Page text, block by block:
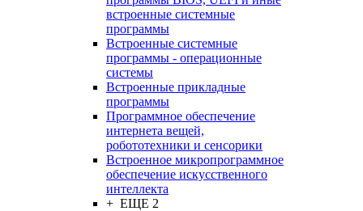
встроенные системные
программы
Встроенные системные
программы - операционные
системы
Встроенные прикладные
программы
Программное обеспечение
интернета вещей,
робототехники и сенсорики
Встроенное микропрограммное
обеспечение искусственного
интеллекта
+ ЕЩЕ 2